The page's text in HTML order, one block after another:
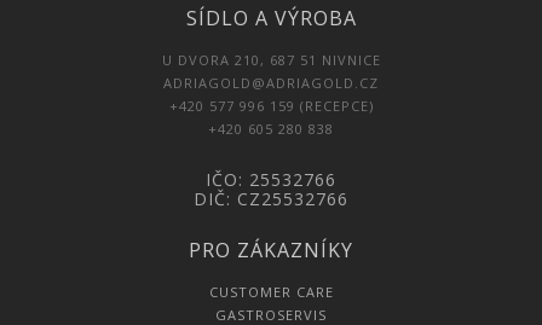
SÍDLO A VÝROBA
U DVORA 210, 687 51 NIVNICE
ADRIAGOLD@ADRIAGOLD.CZ
+420 577 996 159 (RECEPCE)
+420 605 280 838
IČO: 25532766
DIČ: CZ25532766
PRO ZÁKAZNÍKY
CUSTOMER CARE
GASTROSERVIS